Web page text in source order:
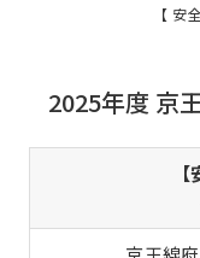
【
2025年度 京